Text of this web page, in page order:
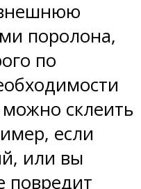
поролона,
по
склеить
если
или вы
повредит